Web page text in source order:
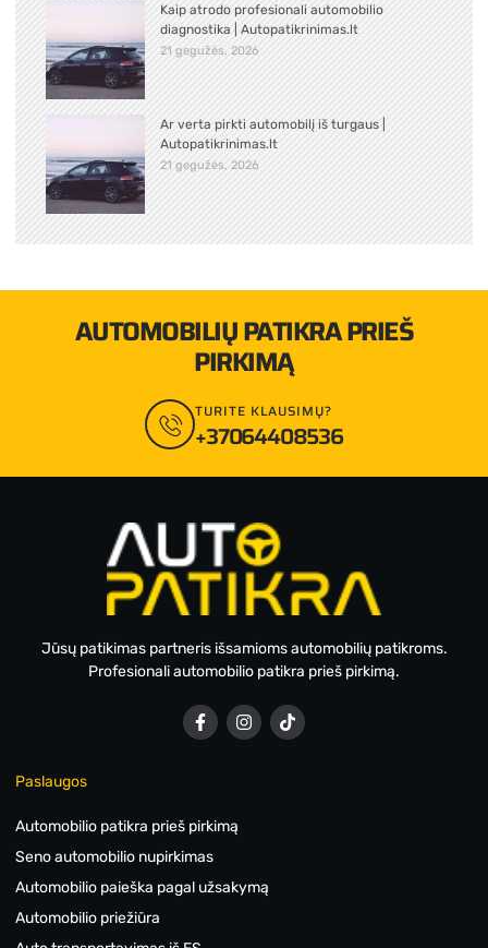
Kaip atrodo profesionali automobilio
diagnostika | Autopatikrinimas.lt
21 gegužės, 2026
Ar verta pirkti automobilį iš turgaus |
Autopatikrinimas.lt
21 gegužės, 2026
AUTOMOBILIŲ PATIKRA PRIEŠ
PIRKIMĄ
TURITE KLAUSIMŲ?
+37064408536
Jūsų patikimas partneris išsamioms automobilių patikroms.
Profesionali automobilio patikra prieš pirkimą.
Paslaugos
Automobilio patikra prieš pirkimą
Seno automobilio nupirkimas
Automobilio paieška pagal užsakymą
Automobilio priežiūra